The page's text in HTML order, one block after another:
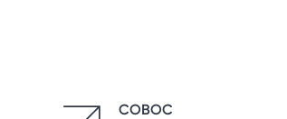
COBOC